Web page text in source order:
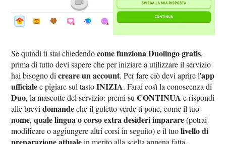
Se quindi ti stai chiedendocome funziona Duolingo gratis,
prima di tutto devi sapere che per iniziare a utilizzare il servizio
hai bisogno dicreare un account. Per fare ciò devi aprire l'app
ufficialee pigiare sul tastoINIZIA. Farai così la conoscenza di
Duo, la mascotte del servizio: premi suCONTINUA e rispondi
alle brevidomandeche il gufetto verde ti pone, come il tuo
nome,quale lingua o corso extra desideri imparare(potrai
modificare o aggiungere altri corsi in seguito) e il tuolivello di